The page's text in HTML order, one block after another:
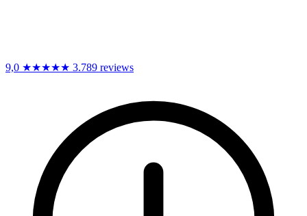
9,0 ★★★★★ 3.789 reviews